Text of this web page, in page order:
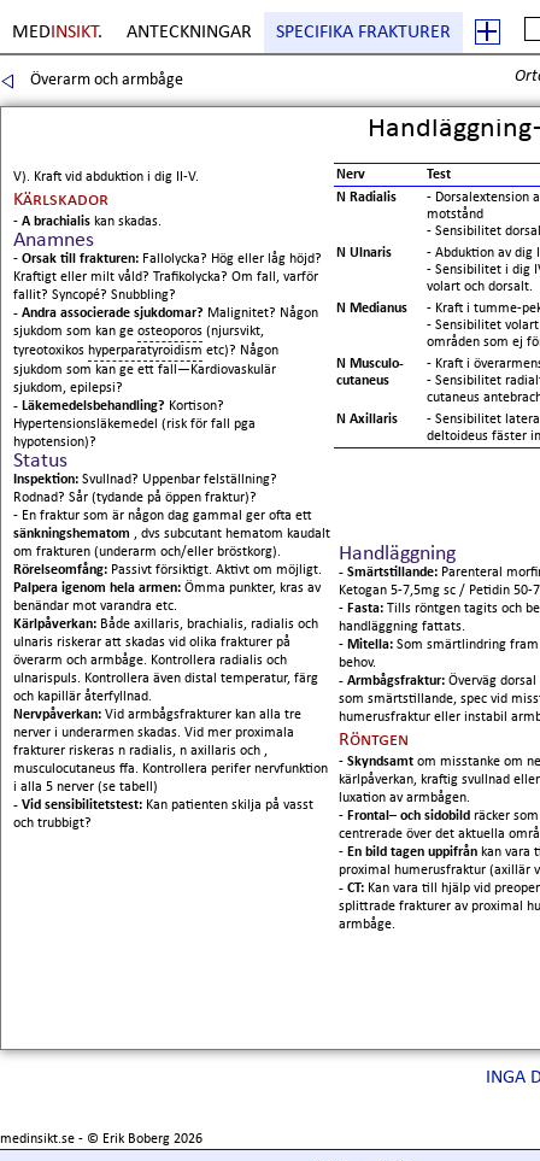
MED INSIKT. ANTECKNINGAR SPECIFIKA FRAKTURER
Överarm och armbåge
Handläggning
- Smärtstillande: Parenteral
Ketogan 5-7,5mg sc / Petidin 50-
- Fasta: Tills röntgen tagits och
handläggning fattats.
- Mitella: Som smärtlindring
behov.
- Armbågsfraktur: Överväg
som smärtstillande, spec vid
humerusfraktur eller instabil
Röntgen
- Skyndsamt om misstanke om
kärlpåverkan, kraftig svullnad
luxation av armbågen.
- Frontal– och sidobild räcker
centrerade över det aktuella
- En bild tagen uppifrån kan vara
proximal humerusfraktur (axillär
- CT: Kan vara till hjälp vid
splittrade frakturer av proximal
armbåge.
V). Kraft vid abduktion i dig II-V.
Kärlskador
- A brachialis kan skadas.
Anamnes
- Orsak till frakturen: Fallolycka? Hög eller låg höjd?
Kraftigt eller milt våld? Trafikolycka? Om fall, varför
fallit? Syncopé? Snubbling?
- Andra associerade sjukdomar? Malignitet? Någon
sjukdom som kan ge osteoporos (njursvikt,
tyreotoxikos hyperparatyroidism etc)? Någon
sjukdom som kan ge ett fall—Kardiovaskulär
sjukdom, epilepsi?
- Läkemedelsbehandling? Kortison?
Hypertensionsläkemedel (risk för fall pga
hypotension)?
Status
Inspektion: Svullnad? Uppenbar felställning?
Rodnad? Sår (tydande på öppen fraktur)?
- En fraktur som är någon dag gammal ger ofta ett
sänkningshematom , dvs subcutant hematom kaudalt
om frakturen (underarm och/eller bröstkorg).
Rörelseomfång: Passivt försiktigt. Aktivt om möjligt.
Palpera igenom hela armen: Ömma punkter, kras av
benändar mot varandra etc.
Kärlpåverkan: Både axillaris, brachialis, radialis och
ulnaris riskerar att skadas vid olika frakturer på
överarm och armbåge. Kontrollera radialis och
ulnarispuls. Kontrollera även distal temperatur, färg
och kapillär återfyllnad.
Nervpåverkan: Vid armbågsfrakturer kan alla tre
nerver i underarmen skadas. Vid mer proximala
frakturer riskeras n radialis, n axillaris och ,
musculocutaneus ffa. Kontrollera perifer nervfunktion
i alla 5 nerver (se tabell)
- Vid sensibilitetstest: Kan patienten skilja på vasst
och trubbigt?
Nerv
Test
N Radialis
- Dorsalextension
motstånd
- Sensibilitet
N Ulnaris
- Abduktion av dig
- Sensibilitet i dig
volart och dorsalt.
N Medianus
- Kraft i tumme-
- Sensibilitet
områden som ej
N Musculo-
cutaneus
- Kraft i
- Sensibilitet
cutaneus
N Axillaris
- Sensibilitet
deltoideus fäster in
INGA
medinsikt.se - © Erik Boberg 2026